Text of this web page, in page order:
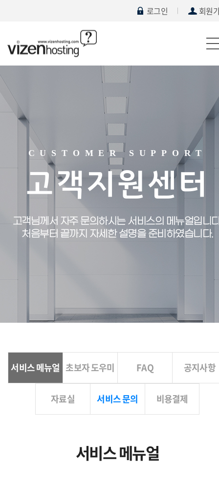
로그인 회원
CUSTOMER SUPPORT
고객지원센터
고객님께서 자주 문의하시는 서비스의 메뉴얼입니
처음부터 끝까지 자세한 설명을 준비하였습니다.
서비스 메뉴얼 초보자 도우미 FAQ 공지사항
자료실 서비스 문의 비용결제
서비스 메뉴얼